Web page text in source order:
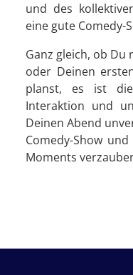
und des
eine gute Comedy-
Ganz gleich, ob Du
oder Deinen
planst, es ist
Interaktion und
Deinen Abend
Comedy-Show
Moments